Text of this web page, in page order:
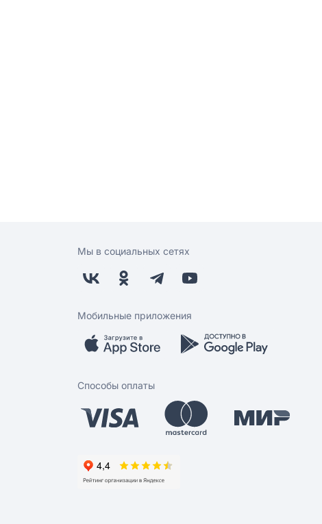
Мы в социальных сетях
Мобильные приложения
Способы оплаты